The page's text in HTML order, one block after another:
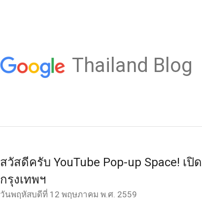
Thailand Blog
สวัสดีครับ YouTube Pop-up Space! เปิ
กรุงเทพฯ
วันพฤหัสบดีที่ 12 พฤษภาคม พ.ศ. 2559